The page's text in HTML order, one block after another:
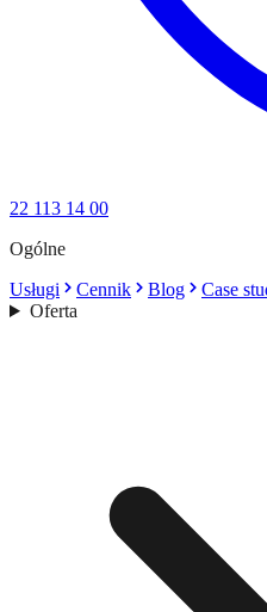
22 113 14 00
Ogólne
Usługi
Cennik Blog Case
Oferta